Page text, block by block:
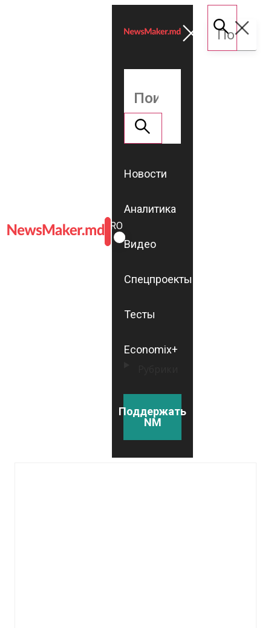
ROMÂNĂ
RU
Новости
Аналитика
Видео
Спецпроекты
Тесты
Economix+
Поддержать
NM